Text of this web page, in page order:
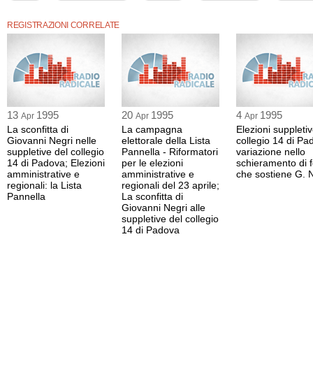
REGISTRAZIONI CORRELATE
13 Apr 1995
La sconfitta di
Giovanni Negri nelle
suppletive del collegio
14 di Padova; Elezioni
amministrative e
regionali: la Lista
Pannella
20 Apr 1995
La campagna
elettorale della Lista
Pannella - Riformatori
per le elezioni
amministrative e
regionali del 23 aprile;
La sconfitta di
Giovanni Negri alle
suppletive del collegio
14 di Padova
4 Apr 1995
Elezioni
collegio 14 di
variazione nello
schieramento di
che sostiene G.